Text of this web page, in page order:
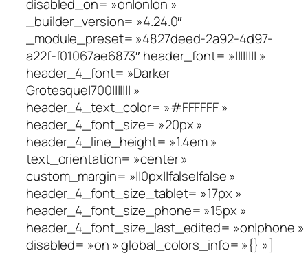
disabled_on= »on|on|on »
_builder_version= »4.24.0″
_module_preset= »4827deed-2a92-4d97-
a22f-f01067ae6873″ header_font= »|||||||| »
header_4_font= »Darker
Grotesque|700||||||| »
header_4_text_color= »#FFFFFF »
header_4_font_size= »20px »
header_4_line_height= »1.4em »
text_orientation= »center »
custom_margin= »||0px||false|false »
header_4_font_size_tablet= »17px »
header_4_font_size_phone= »15px »
header_4_font_size_last_edited= »on|phone »
disabled= »on » global_colors_info= »{} »]